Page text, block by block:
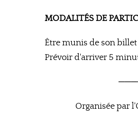
MODALITÉS DE
Être munis de son
Prévoir d'arriver 5
Organisée par